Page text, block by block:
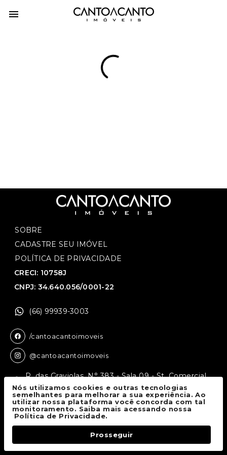
SOBRE
CADASTRE SEU IMÓVEL
POLÍTICA DE PRIVACIDADE
CRECI: 10758J
CNPJ: 34.640.056/0001-22
(66) 99939-3003
/cantoacantoimoveis
@cantoacantoimoveis
R. das Graviolas, N° 383 - Sala 09 - St. Comercial,
Sinop - MT, 78550-136
Canto a Canto Imóveis© 2026.
Todos os direitos reservados.
Nós utilizamos cookies e outras tecnologias
semelhantes para melhorar a sua experiência. Ao
utilizar nossa plataforma você concorda com tal
monitoramento. Saiba mais acessando nossa
Política de Privacidade.
Prosseguir